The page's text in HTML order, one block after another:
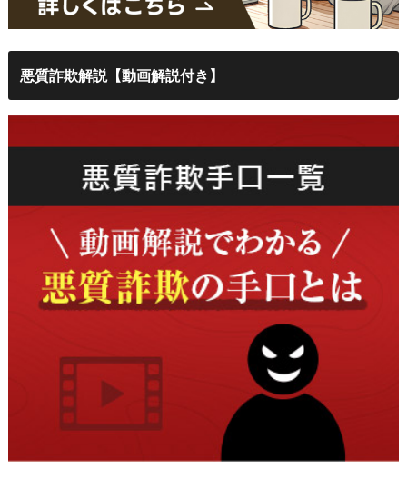
悪質詐欺解説【動画解説付き】